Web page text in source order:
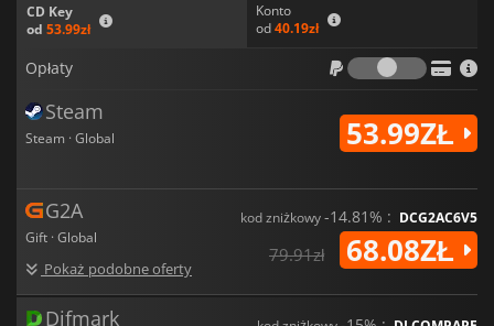
CD Key
od 53.99zł
Konto
od40.19zł
Opłaty
Opłaty
Steam
Steam · Global 53.99ZŁ
G2A
Gift · Global
Pokaż podobne oferty
kod zniżkowy-14.81% : DCG2AC6V5
79.91zł 68.08ZŁ
Difmark